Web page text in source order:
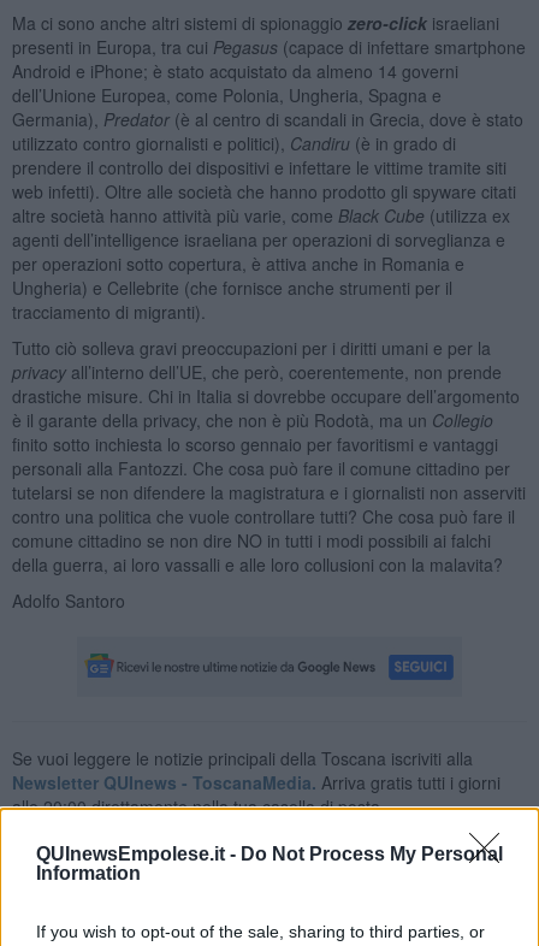
QUInewsEmpolese.it - Do Not Process My Personal
Information
If you wish to opt-out of the sale, sharing to third parties, or
Ma ci sono anche altri sistemi di spionaggio zero-clickisraeliani
presenti in Europa, tra cui Pegasus(capace di infettare smartphone
Android e iPhone; è stato acquistato da almeno 14 governi
dell’Unione Europea, come Polonia, Ungheria, Spagna e
Germania), Predator(è al centro di scandali in Grecia, dove è stato
utilizzato contro giornalisti e politici), Candiru(è in grado di
prendere il controllo dei dispositivi e infettare le vittime tramite siti
web infetti). Oltre alle società che hanno prodotto gli spyware citati
altre società hanno attività più varie, come Black Cube (utilizza ex
agenti dell’intelligence israeliana per operazioni di sorveglianza e
per operazioni sotto copertura, è attiva anche in Romania e
Ungheria) e Cellebrite (che fornisce anche strumenti per il
tracciamento di migranti).
Tutto ciò solleva gravi preoccupazioni per i diritti umani e per la
privacyall’interno dell’UE, che però, coerentemente, non prende
drastiche misure. Chi in Italia si dovrebbe occupare dell’argomento
è il garante della privacy, che non è più Rodotà, ma un Collegio
finito sotto inchiesta lo scorso gennaio per favoritismi e vantaggi
personali alla Fantozzi. Che cosa può fare il comune cittadino per
tutelarsi se non difendere la magistratura e i giornalisti non asserviti
contro una politica che vuole controllare tutti? Che cosa può fare il
comune cittadino se non dire NO in tutti i modi possibili ai falchi
della guerra, ai loro vassalli e alle loro collusioni con la malavita?
Adolfo Santoro
Se vuoi leggere le notizie principali della Toscana iscriviti alla
Newsletter QUInews - ToscanaMedia. Arriva gratis tutti i giorni
alle 20:00 direttamente nella tua casella di posta.
Basta cliccareQUI
Ti potrebbe interessare anche:
Articoli dal Blog “Disincantato” di Adolfo Santoro